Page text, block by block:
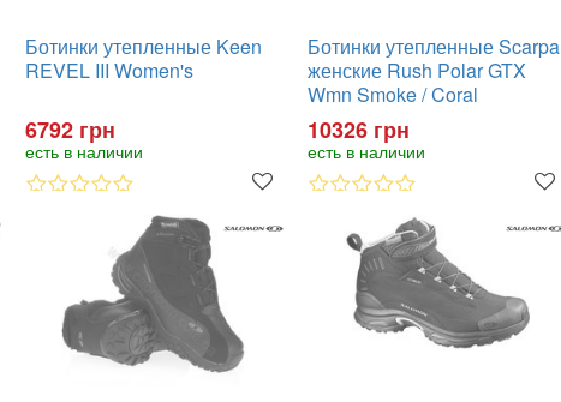
Ботинки утепленные Keen
REVEL III Women's
6792 грн
есть в наличии
Ботинки утепленные Scarpa
женские Rush Polar GTX
Wmn Smoke / Coral
10326 грн
есть в наличии